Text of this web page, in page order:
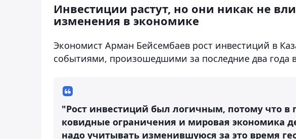
Инвестиции растут, но они никак не
изменения в экономике
Экономист Арман Бейсембаев рост инвестиций в
событиями, произошедшими за последние два года
"Рост инвестиций был логичным, потому что
ковидные ограничения и мировая экономика
надо учитывать изменившуюся за это время